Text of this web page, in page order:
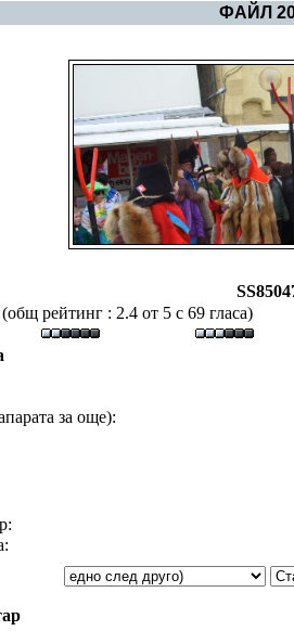
ФАЙЛ 20
(общ рейтинг : 2.4 от 5 с 69 гласа)
за още):